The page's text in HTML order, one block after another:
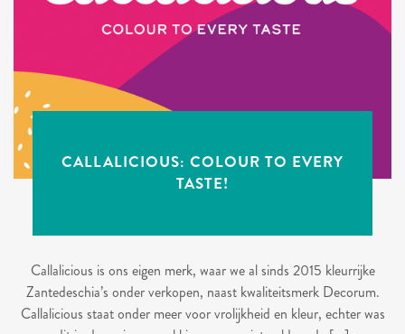
CALLALICIOUS: COLOUR TO EVERY
TASTE!
Callalicious is ons eigen merk, waar we al sinds 2015 kleurrijke
Zantedeschia’s onder verkopen, naast kwaliteitsmerk Decorum.
Callalicious staat onder meer voor vrolijkheid en kleur, echter was